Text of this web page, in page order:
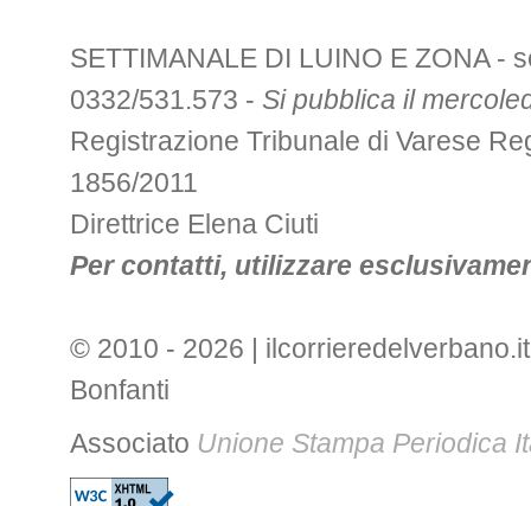
SETTIMANALE DI LUINO E ZONA -
0332/531.573 - Si pubblica il
Registrazione Tribunale di Varese
1856/2011
Direttrice Elena Ciuti
Per contatti, utilizzare
© 2010 - 2026 |
Bonfanti
Associato Unione Stampa Periodica